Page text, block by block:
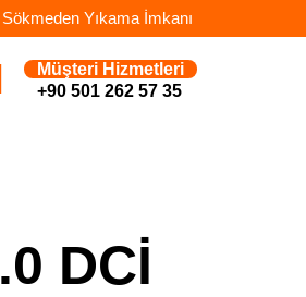
Sökmeden Yıkama İmkanı
Müşteri Hizmetleri
+90 501 262 57 35
DCİ